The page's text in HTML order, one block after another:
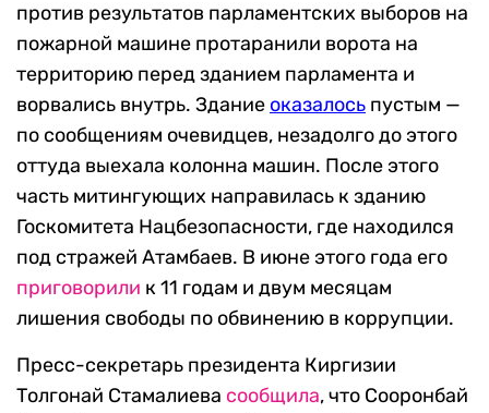
против результатов парламентских выборов на
пожарной машине протаранили ворота на
территорию перед зданием парламента и
ворвались внутрь. Здание оказалось пустым —
по сообщениям очевидцев, незадолго до этого
оттуда выехала колонна машин. После этого
часть митингующих направилась к зданию
Госкомитета Нацбезопасности, где находился
под стражей Атамбаев. В июне этого года его
приговорили к 11 годам и двум месяцам
лишения свободы по обвинению в коррупции.
Пресс-секретарь президента Киргизии
Толгонай Стамалиева сообщила, что Сооронбай